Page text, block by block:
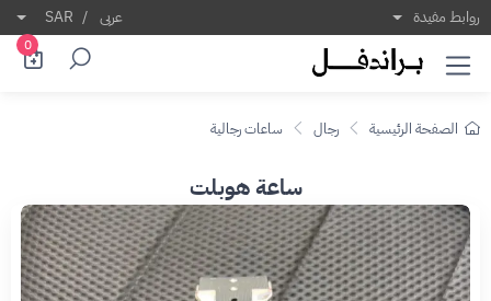
روابط مفيدة عربى /
SAR
0
الصفحة الرئيسية رجال ساعات رجالية
ساعة هوبلت